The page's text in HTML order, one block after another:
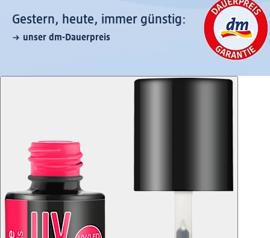
Gestern, heute, immer günstig:
unser dm-Dauerpreis